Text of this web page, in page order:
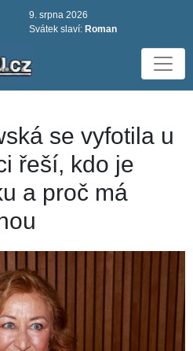
9. srpna 2026
Svátek slaví: Roman
se vyfotila u
řeší, kdo je
a proč má